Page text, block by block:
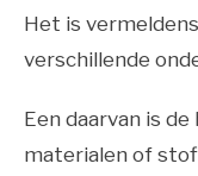
Het is
verschillende
Een daarvan is
materialen of